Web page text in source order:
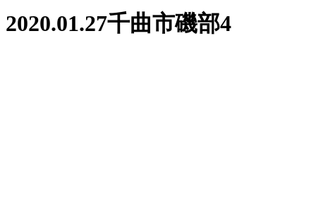
2020.01.27千曲市磯部4